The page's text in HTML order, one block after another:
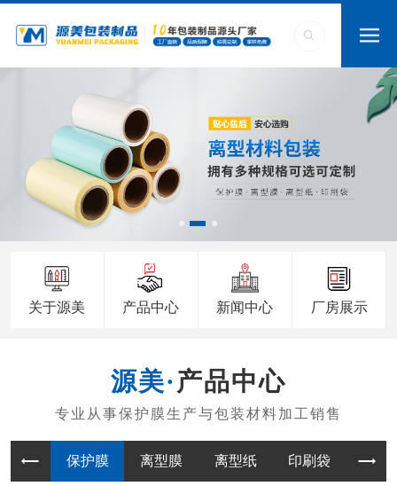
关于源美 产品中心 新闻中心 厂房展示
产品中心
保护膜 离型膜 离型纸 印刷袋